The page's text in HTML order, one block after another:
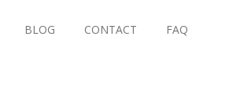
BLOG CONTACT FAQ